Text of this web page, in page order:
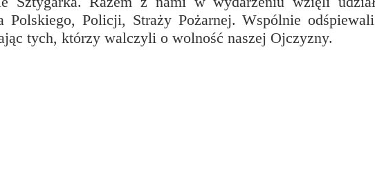
Polskiego, Policji, Straży Pożarnej. Wspólnie
tych, którzy walczyli o wolność naszej Ojczyzny.